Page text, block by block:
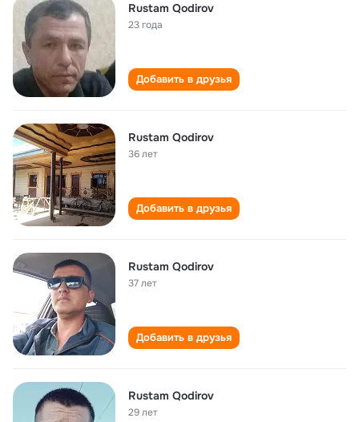
Rustam Qodirov
23 года
Добавить в друзья
Rustam Qodirov
36 лет
Добавить в друзья
Rustam Qodirov
37 лет
Добавить в друзья
Rustam Qodirov
29 лет